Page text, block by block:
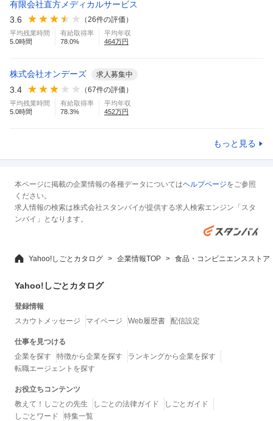
有限会社直方メディカルサービス
3.6
（26件の評価）
平均残業時間
5.0時間
有給取得率
78.0%
平均年収
464万円
株式会社オンデーズ 求人募集中
3.4 （67件の評価）
平均残業時間
5.0時間
有給取得率
78.3%
平均年収
452万円
もっと見る
本ページに掲載の企業情報の各種データについてはヘルプページをご参照
ください。
求人情報の検索は株式会社スタンバイが提供する求人検索エンジン「スタ
ンバイ」となります。
Yahoo!しごとカタログ 企業情報TOP 食品・コンビニエンスストア
Yahoo!しごとカタログ
登録情報
スカウトメッセージ
マイページ Web履歴書 配信設定
仕事を見つける
企業を探す
特徴から企業を探す
ランキングから企業を探す
転職エージェントを探す
お役立ちコンテンツ
教えて！しごとの先生
しごとの法律ガイド
しごとガイド
しごとワード
特集一覧